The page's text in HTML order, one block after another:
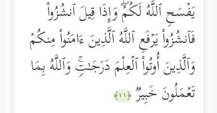
یَفۡسَحِ ٱللَّهُ لَكُمۡۖ وَإِذَا قِیلَ ٱنشُزُواْ
فَٱنشُزُواْ یَرۡفَعِ ٱللَّهُ ٱلَّذِینَ ءَامَنُواْ مِنكُمۡ
وَٱلَّذِینَ أُوتُواْ ٱلۡعِلۡمَ دَرَجَـٰتࣲۚ وَٱللَّهُ بِمَا
تَعۡمَلُونَ خَبِیرࣱ ﴿١١﴾